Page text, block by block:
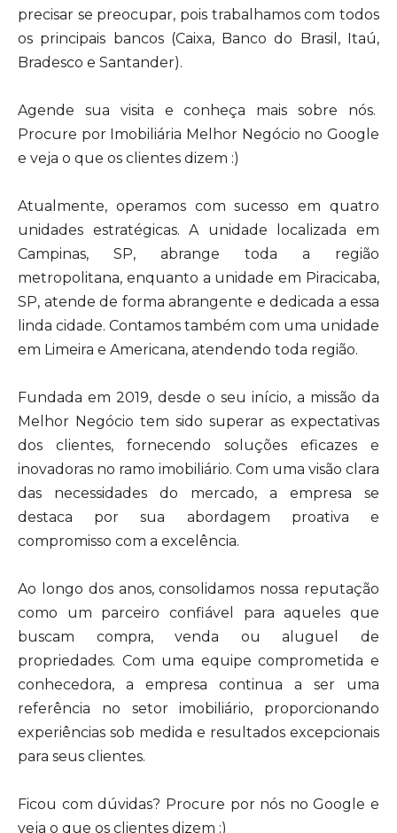
precisar se preocupar, pois trabalhamos com todos
os principais bancos (Caixa, Banco do Brasil, Itaú,
Bradesco e Santander).
Agende sua visita e conheça mais sobre nós.
Procure por Imobiliária Melhor Negócio no Google
e veja o que os clientes dizem :)
Atualmente, operamos com sucesso em quatro
unidades estratégicas. A unidade localizada em
Campinas, SP, abrange toda a região
metropolitana, enquanto a unidade em Piracicaba,
SP, atende de forma abrangente e dedicada a essa
linda cidade. Contamos também com uma unidade
em Limeira e Americana, atendendo toda região.
Fundada em 2019, desde o seu início, a missão da
Melhor Negócio tem sido superar as expectativas
dos clientes, fornecendo soluções eficazes e
inovadoras no ramo imobiliário. Com uma visão clara
das necessidades do mercado, a empresa se
destaca por sua abordagem proativa e
compromisso com a excelência.
Ao longo dos anos, consolidamos nossa reputação
como um parceiro confiável para aqueles que
buscam compra, venda ou aluguel de
propriedades. Com uma equipe comprometida e
conhecedora, a empresa continua a ser uma
referência no setor imobiliário, proporcionando
experiências sob medida e resultados excepcionais
para seus clientes.
Ficou com dúvidas? Procure por nós no Google e
veja o que os clientes dizem :)